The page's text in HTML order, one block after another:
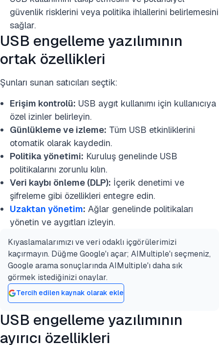
güvenlik risklerini veya politika ihlallerini belirlemesini
sağlar.
USB engelleme yazılımının
ortak özellikleri
Şunları sunan satıcıları seçtik:
Erişim kontrolü: USB aygıt kullanımı için kullanıcıya
özel izinler belirleyin.
Günlükleme ve izleme: Tüm USB etkinliklerini
otomatik olarak kaydedin.
Politika yönetimi: Kuruluş genelinde USB
politikalarını zorunlu kılın.
Veri kaybı önleme (DLP): İçerik denetimi ve
şifreleme gibi özellikleri entegre edin.
Uzaktan yönetim: Ağlar genelinde politikaları
yönetin ve aygıtları izleyin.
Kıyaslamalarımızı ve veri odaklı içgörülerimizi
kaçırmayın. Düğme Google'ı açar; AIMultiple'ı seçmeniz,
Google arama sonuçlarında AIMultiple'ı daha sık
görmek istediğinizi onaylar.
Tercih edilen kaynak olarak ekle
USB engelleme yazılımının
ayırıcı özellikleri